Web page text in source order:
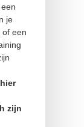
je
een
zijn